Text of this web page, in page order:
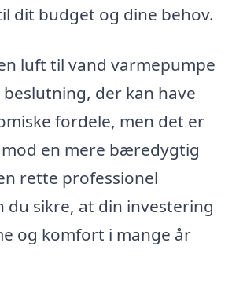
dit budget og dine behov.
luft til vand varmepumpe
der kan have
fordele, men det er
en mere bæredygtig
rette professionel
du sikre, at din investering
og komfort i mange år